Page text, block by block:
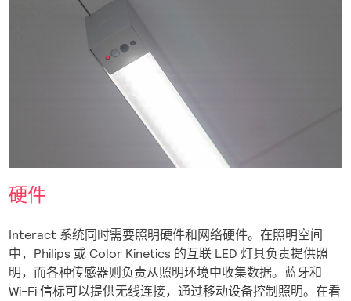
硬件
Interact 系统同时需要照明硬件和网络硬件。在照明空间
中，Philips 或 Color Kinetics 的互联 LED 灯具负责提供照
明，而各种传感器则负责从照明环境中收集数据。蓝牙和
Wi-Fi 信标可以提供无线连接，通过移动设备控制照明。在看